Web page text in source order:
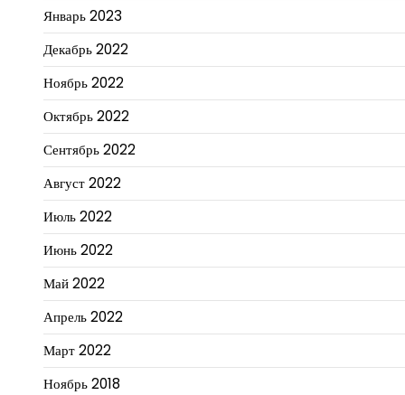
Январь 2023
Декабрь 2022
Ноябрь 2022
Октябрь 2022
Сентябрь 2022
Август 2022
Июль 2022
Июнь 2022
Май 2022
Апрель 2022
Март 2022
Ноябрь 2018